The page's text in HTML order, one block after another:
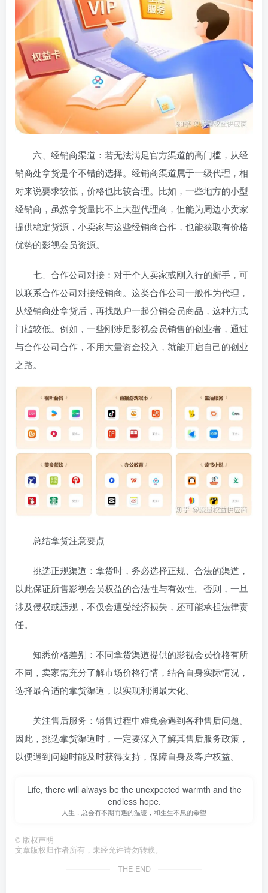
六、经销商渠道：若无法满足官方渠道的高门槛，从经
销商处拿货是个不错的选择。经销商渠道属于一级代理，相
对来说要求较低，价格也比较合理。比如，一些地方的小型
经销商，虽然拿货量比不上大型代理商，但能为周边小卖家
提供稳定货源，小卖家与这些经销商合作，也能获取有价格
优势的影视会员资源。
七、合作公司对接：对于个人卖家或刚入行的新手，可
以联系合作公司对接经销商。这类合作公司一般作为代理，
从经销商处拿货后，再找散户一起分销会员商品，这种方式
门槛较低。例如，一些刚涉足影视会员销售的创业者，通过
与合作公司合作，不用大量资金投入，就能开启自己的创业
之路。
总结拿货注意要点
挑选正规渠道：拿货时，务必选择正规、合法的渠道，
以此保证所售影视会员权益的合法性与有效性。否则，一旦
涉及侵权或违规，不仅会遭受经济损失，还可能承担法律责
任。
知悉价格差别：不同拿货渠道提供的影视会员价格有所
不同，卖家需充分了解市场价格行情，结合自身实际情况，
选择最合适的拿货渠道，以实现利润最大化。
关注售后服务：销售过程中难免会遇到各种售后问题。
因此，挑选拿货渠道时，一定要深入了解其售后服务政策，
以便遇到问题时能及时获得支持，保障自身及客户权益。
Life, there will always be the unexpected warmth and the
endless hope.
人生，总会有不期而遇的温暖，和生生不息的希望
© 版权声明
文章版权归作者所有，未经允许请勿转载。
THE END